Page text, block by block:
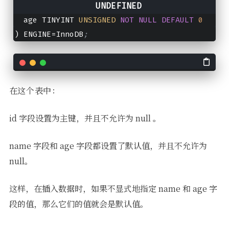
) NOT NULL
  age TINYINT
UNSIGNED NOT NULL DEFAULT 0
) ENGINE=InnoDB ;
在这个表中：
id 字段设置为主键，并且不允许为 null 。
name 字段和 age 字段都设置了默认值，并且不允许为
null。
这样，在插入数据时，如果不显式地指定 name 和 age 字
段的值，那么它们的值就会是默认值。